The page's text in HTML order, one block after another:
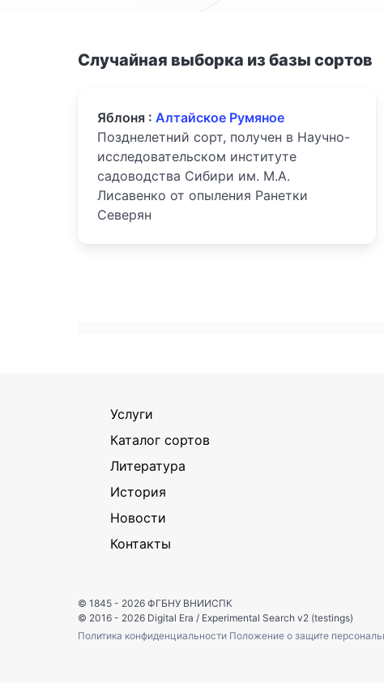
Случайная выборка из базы сортов
Яблоня : Алтайское Румяное
Позднелетний сорт, получен в Научно-
исследовательском институте
садоводства Сибири им. М.А.
Лисавенко от опыления Ранетки
Северян
Услуги
Каталог сортов
Литература
История
Новости
Контакты
© 1845 - 2026 ФГБНУ ВНИИСПК
© 2016 - 2026 Digital Era / Experimental Search v2 (testings)
Политика конфиденциальности Положение о защите